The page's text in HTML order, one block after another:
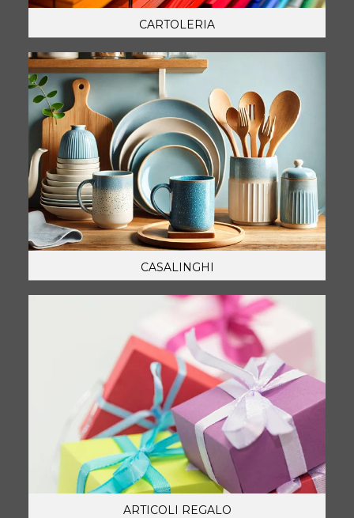
CARTOLERIA
CASALINGHI
ARTICOLI REGALO